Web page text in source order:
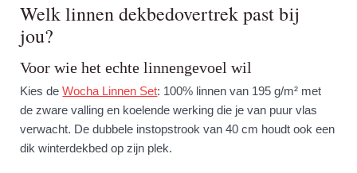
Welk linnen dekbedovertrek past bij
jou?
Voor wie het echte linnengevoel wil
Kies deWocha Linnen Set: 100% linnen van 195 g/m² met
de zware valling en koelende werking die je van puur vlas
verwacht. De dubbele instopstrook van 40 cm houdt ook een
dik winterdekbed op zijn plek.